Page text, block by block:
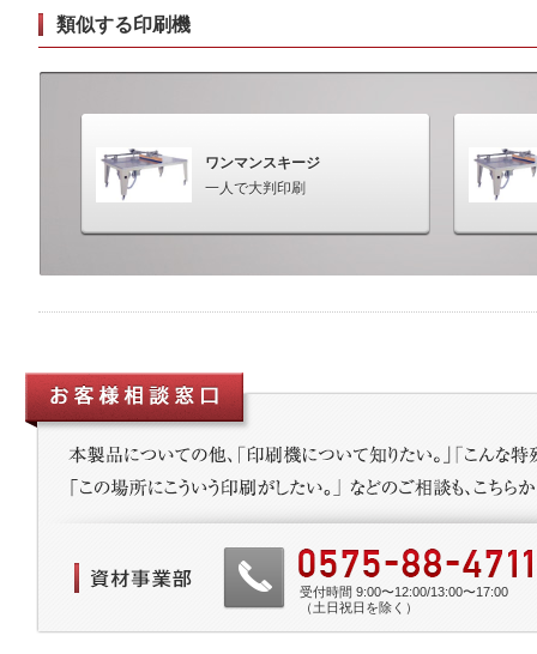
類似する印刷機
ワンマンスキージ
一人で大判印刷
受付時間 9:00〜12:00/13:00〜17:00
（土日祝日を除く）